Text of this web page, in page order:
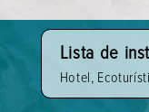
Lista de
Hotel,